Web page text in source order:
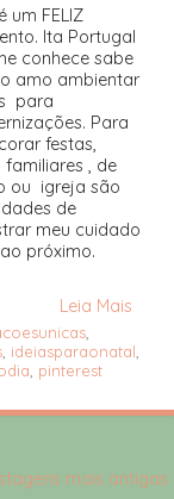
um FELIZ
Ita Portugal
conhece sabe
amo ambientar
para
Para
festas,
familiares , de
ou igreja são
de
meu cuidado
próximo.
Leia Mais
ideiasparaonatal
pinterest
mais antigas